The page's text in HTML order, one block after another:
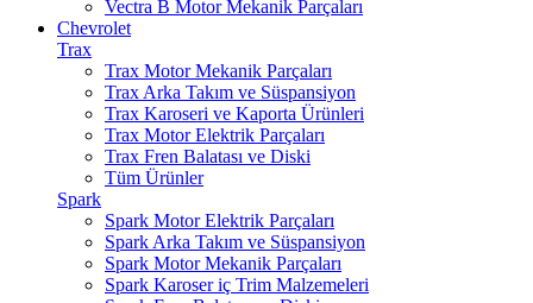
Vectra B Motor Mekanik Parçaları
Chevrolet
Trax
Trax Motor Mekanik Parçaları
Trax Arka Takım ve Süspansiyon
Trax Karoseri ve Kaporta Ürünleri
Trax Motor Elektrik Parçaları
Trax Fren Balatası ve Diski
Tüm Ürünler
Spark
Spark Motor Elektrik Parçaları
Spark Arka Takım ve Süspansiyon
Spark Motor Mekanik Parçaları
Spark Karoser iç Trim Malzemeleri